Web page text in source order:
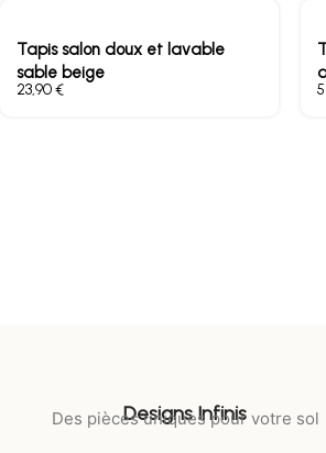
Tapis salon doux et lavable
sable beige
€
Designs Infinis
Des pièces uniques pour votre sol